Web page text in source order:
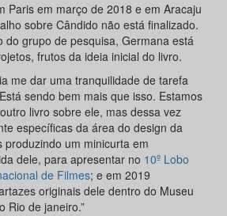
Paris em março de 2018 e em Aracaju
sobre Cândido não está finalizado.
do grupo de pesquisa, Germana está
frutos da ideia inicial do livro.
me dar uma tranquilidade de tarefa
sendo bem mais que isso. Estamos
livro sobre ele, mas dessa vez
específicas da área do design da
produzindo um minicurta em
dele, para apresentar no 10º Lobo
de Filmes; e em 2019
originais dele dentro do Museu
Rio de janeiro.”